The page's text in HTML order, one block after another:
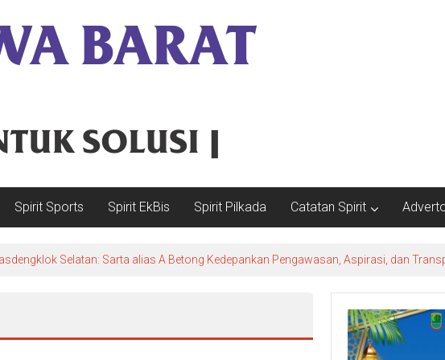
Spirit Sports Spirit EkBis Spirit Pilkada Catatan Spirit
Selatan: Sarta alias A Betong Kedepankan Pengawasan, Aspirasi, dan